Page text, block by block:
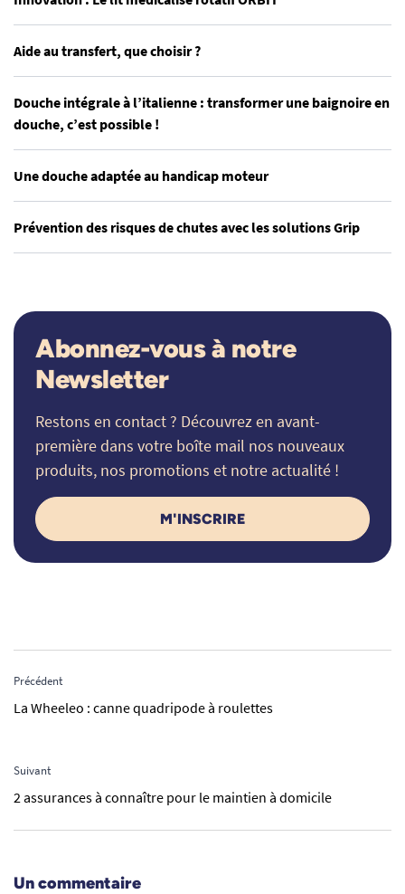
Aide au transfert, que choisir ?
Douche intégrale à l’italienne : transformer une baignoire en
douche, c’est possible !
Une douche adaptée au handicap moteur
Prévention des risques de chutes avec les solutions Grip
Abonnez-vous à notre
Newsletter
Restons en contact ? Découvrez en avant-
première dans votre boîte mail nos nouveaux
produits, nos promotions et notre actualité !
M'INSCRIRE
Précédent
La Wheeleo : canne quadripode à roulettes
Suivant
2 assurances à connaître pour le maintien à domicile
Un commentaire